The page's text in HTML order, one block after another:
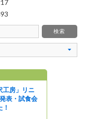
工房」リニ
表・試食会